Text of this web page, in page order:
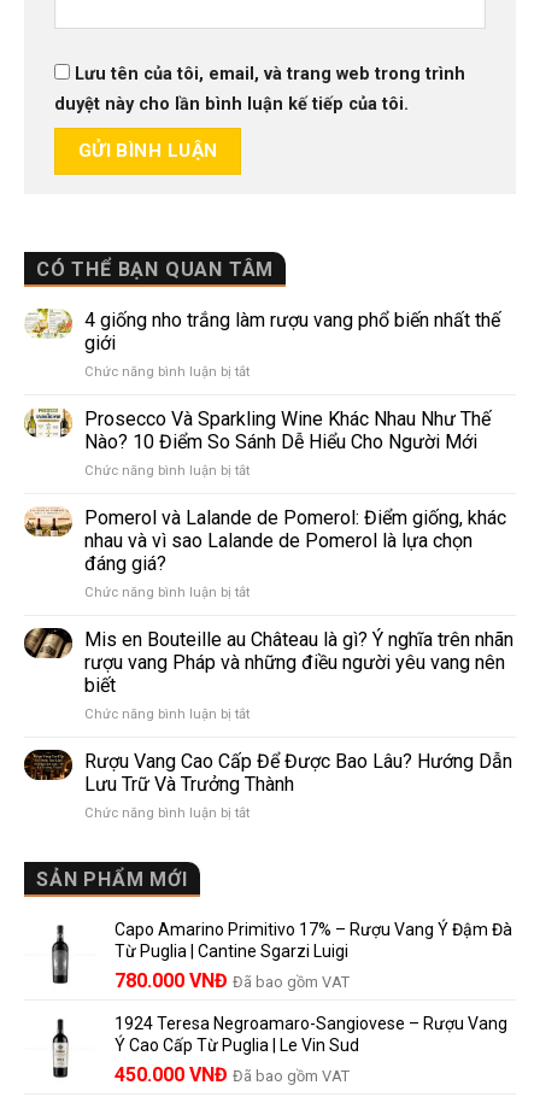
CÓ THỂ BẠN QUAN TÂM
4 giống nho trắng làm rượu vang phổ biến nhất thế
giới
Chức năng bình luận bị tắtở
giống
nho
trắng
làm
vang
phổ
thế
Prosecco Và Sparkling Wine Khác Nhau Như Thế
Nào? 10 Điểm So Sánh Dễ Hiểu Cho Người Mới
Chức năng bình luận bị tắtở
Và
Sparkling
Wine
Nhau
Thế
Nào?
So
Dễ
Hiểu
Người
Pomerol và Lalande de Pomerol: Điểm giống, khác
nhau và vì sao Lalande de Pomerol là lựa chọn
đáng giá?
Chức năng bình luận bị tắtở
và
Lalande
de
Điểm
khác
nhau
vì
lựa
chọn
đáng
Mis en Bouteille au Château là gì? Ý nghĩa trên nhãn
rượu vang Pháp và những điều người yêu vang nên
biết
Chức năng bình luận bị tắtở
en
Bouteille
au
Château
nhãn
rượu
vang
và
những
người
Rượu Vang Cao Cấp Để Được Bao Lâu? Hướng Dẫn
Lưu Trữ Và Trưởng Thành
Chức năng bình luận bị tắtở
Được
Bao
Lâu?
Dẫn
Lưu
Trữ
Và
SẢN PHẨM MỚI
Capo Amarino Primitivo 17% – Rượu Vang Ý Đậm Đà
Từ Puglia | Cantine Sgarzi Luigi
Giá
là:
858.000 VNĐ.
780.000 VNĐ Giá
tại
là:
780.000 VNĐ.
Đã bao gồm VAT
1924 Teresa Negroamaro-Sangiovese – Rượu Vang
Ý Cao Cấp Từ Puglia | Le Vin Sud
Giá
450.000 VNĐ Giá
Đã bao gồm VAT
Lưu tên của tôi, email, và trang web trong trình
duyệt này cho lần bình luận kế tiếp của tôi.